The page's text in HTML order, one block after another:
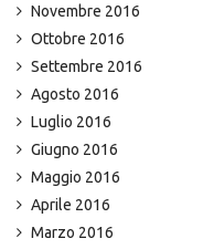
Novembre 2016
Ottobre 2016
Settembre 2016
Agosto 2016
Luglio 2016
Giugno 2016
Maggio 2016
Aprile 2016
Marzo 2016